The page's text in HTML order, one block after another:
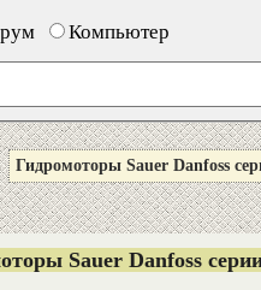
Компьютер
Гидромоторы Sauer Danfoss
Sauer Danfoss